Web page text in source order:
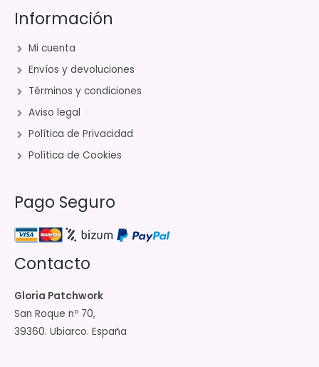
Información
Mi cuenta
Envíos y devoluciones
Términos y condiciones
Aviso legal
Política de Privacidad
Política de Cookies
Pago Seguro
Contacto
Gloria Patchwork
San Roque nº 70,
39360. Ubiarco. España